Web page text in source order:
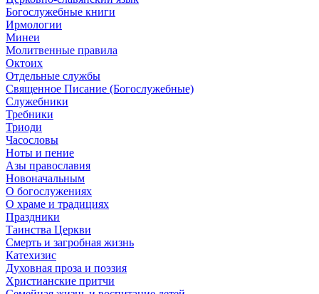
Богослужебные книги
Ирмологии
Минеи
Молитвенные правила
Октоих
Отдельные службы
Священное Писание (Богослужебные)
Служебники
Требники
Триоди
Часословы
Ноты и пение
Азы православия
Новоначальным
О богослужениях
О храме и традициях
Праздники
Таинства Церкви
Смерть и загробная жизнь
Катехизис
Духовная проза и поэзия
Христианские притчи